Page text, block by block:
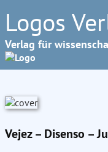
Logos
Verlag für
Vejez – Disenso –